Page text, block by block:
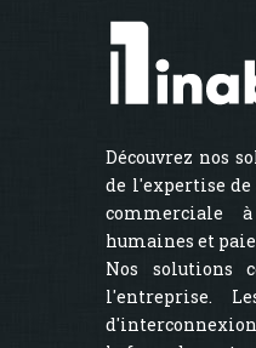
Découvrez nos
de l'expertise de
commerciale
humaines et
Nos solutions
l'entreprise.